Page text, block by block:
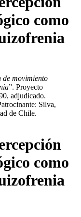
como
de movimiento
”. Proyecto
adjudicado.
Silva,
de Chile.
como